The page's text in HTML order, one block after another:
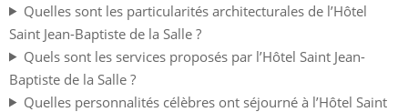
Quelles sont les particularités architecturales de l’Hôtel
Saint Jean-Baptiste de la Salle ?
Quels sont les services proposés par l’Hôtel Saint Jean-
Baptiste de la Salle ?
Quelles personnalités célèbres ont séjourné à l’Hôtel Saint